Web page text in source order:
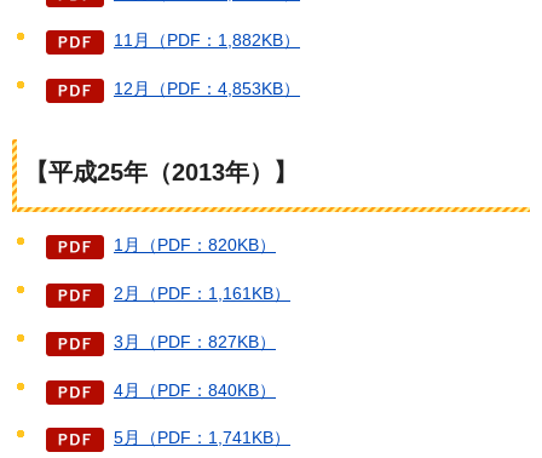
11月（PDF：1,882KB）
12月（PDF：4,853KB）
【平成25年（2013年）】
1月（PDF：820KB）
2月（PDF：1,161KB）
3月（PDF：827KB）
4月（PDF：840KB）
5月（PDF：1,741KB）